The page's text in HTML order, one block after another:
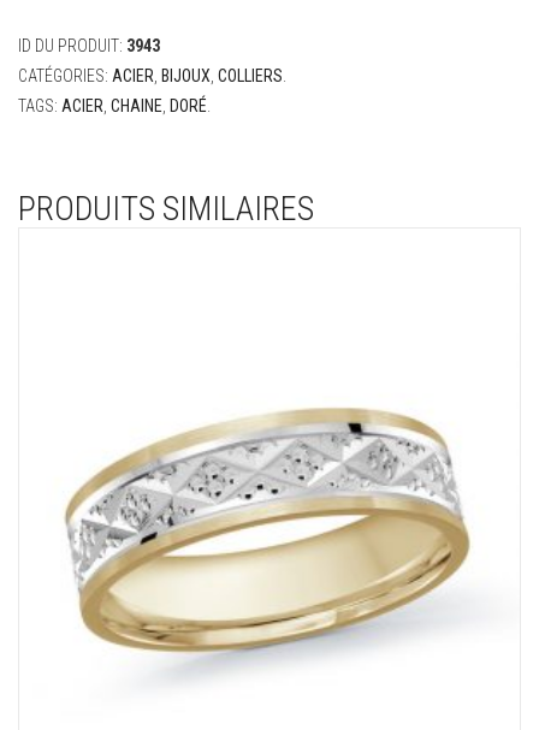
ID DU PRODUIT: 3943
CATÉGORIES: ACIER BIJOUX COLLIERS
TAGS: ACIER CHAINE DORÉ
PRODUITS SIMILAIRES